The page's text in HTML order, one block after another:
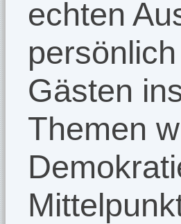
echten
Gästen
Themen